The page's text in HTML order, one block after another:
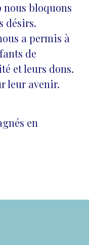
nous bloquons
désirs.
a permis à
de
et leurs dons.
leur avenir.
en